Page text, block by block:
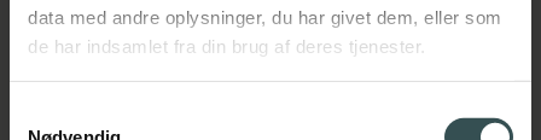
data med andre oplysninger, du har givet dem, eller som
de har indsamlet fra din brug af deres tjenester.